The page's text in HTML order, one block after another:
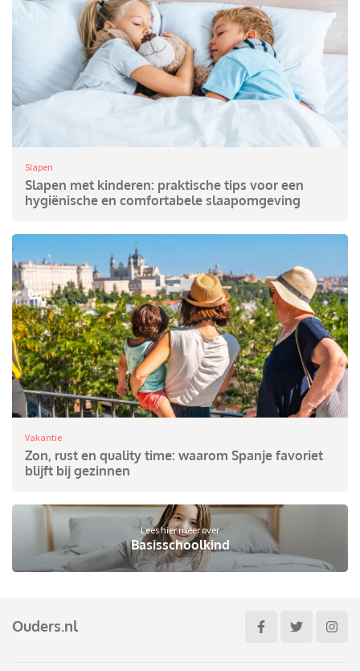
Slapen
Slapen met kinderen: praktische tips voor een
hygiënische en comfortabele slaapomgeving
Vakantie
Zon, rust en quality time: waarom Spanje favoriet
blijft bij gezinnen
Lees hier meer over
Basisschoolkind
Ouders.nl